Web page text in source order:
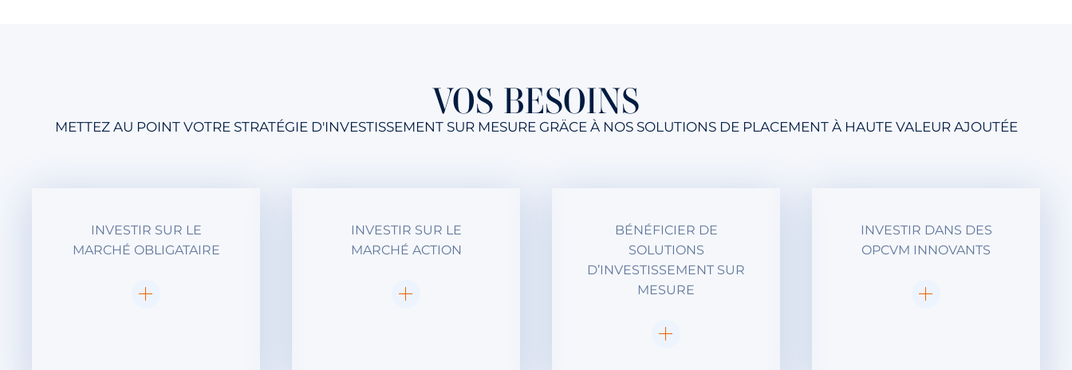
VOS BESOINS
METTEZ AU POINT VOTRE STRATÉGIE D'INVESTISSEMENT SUR MESURE GRÄCE À NOS SOLUTIONS DE PLACEMENT À HAUTE VALEUR AJOUTÉE
INVESTIR SUR LE
MARCHÉ OBLIGATAIRE
INVESTIR SUR LE
MARCHÉ ACTION
BÉNÉFICIER DE
SOLUTIONS
D’INVESTISSEMENT SUR
MESURE
INVESTIR DANS DES
OPCVM INNOVANTS